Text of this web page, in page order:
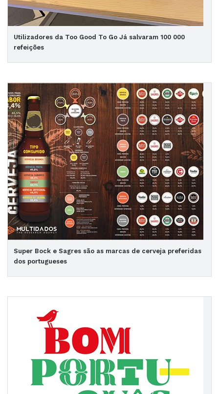
Utilizadores da Too Good To Go Já salvaram 100 000
refeições
Super Bock e Sagres são as marcas de cerveja preferidas
dos portugueses